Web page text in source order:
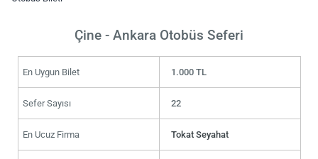
Çine - Ankara Otobüs Seferi
En Uygun Bilet 1.000 TL
Sefer Sayısı 22
En Ucuz Firma Tokat Seyahat